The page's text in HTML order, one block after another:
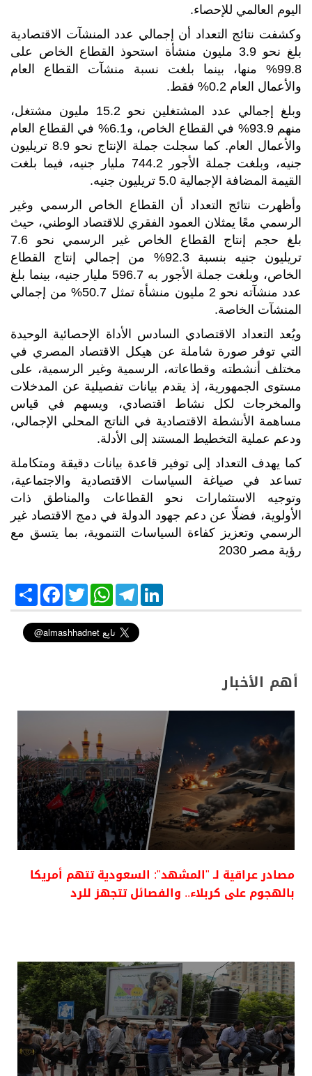
اليوم العالمي للإحصاء.
وكشفت نتائج التعداد أن إجمالي عدد المنشآت الاقتصادية
بلغ نحو 3.9 مليون منشأة استحوذ القطاع الخاص على
99.8% منها، بينما بلغت نسبة منشآت القطاع العام
والأعمال العام 0.2% فقط.
وبلغ إجمالي عدد المشتغلين نحو 15.2 مليون مشتغل،
منهم 93.9% في القطاع الخاص، و6.1% في القطاع العام
والأعمال العام. كما سجلت جملة الإنتاج نحو 8.9 تريليون
جنيه، وبلغت جملة الأجور 744.2 مليار جنيه، فيما بلغت
القيمة المضافة الإجمالية 5.0 تريليون جنيه.
وأظهرت نتائج التعداد أن القطاع الخاص الرسمي وغير
الرسمي معًا يمثلان العمود الفقري للاقتصاد الوطني، حيث
بلغ حجم إنتاج القطاع الخاص غير الرسمي نحو 7.6
تريليون جنيه بنسبة 92.3% من إجمالي إنتاج القطاع
الخاص، وبلغت جملة الأجور به 596.7 مليار جنيه، بينما بلغ
عدد منشآته نحو 2 مليون منشأة تمثل 50.7% من إجمالي
المنشآت الخاصة.
ويُعد التعداد الاقتصادي السادس الأداة الإحصائية الوحيدة
التي توفر صورة شاملة عن هيكل الاقتصاد المصري في
مختلف أنشطته وقطاعاته، الرسمية وغير الرسمية، على
مستوى الجمهورية، إذ يقدم بيانات تفصيلية عن المدخلات
والمخرجات لكل نشاط اقتصادي، ويسهم في قياس
مساهمة الأنشطة الاقتصادية في الناتج المحلي الإجمالي،
ودعم عملية التخطيط المستند إلى الأدلة.
كما يهدف التعداد إلى توفير قاعدة بيانات دقيقة ومتكاملة
تساعد في صياغة السياسات الاقتصادية والاجتماعية،
وتوجيه الاستثمارات نحو القطاعات والمناطق ذات
الأولوية، فضلًا عن دعم جهود الدولة في دمج الاقتصاد غير
الرسمي وتعزيز كفاءة السياسات التنموية، بما يتسق مع
رؤية مصر 2030
S
h
a
r
e
F
a
c
e
b
o
T
w
i
t
t
e
W
h
a
t
s
A
T
e
l
e
g
r
L
i
n
أهم الأخبار
مصادر عراقية لـ "المشهد": السعودية تتهم أمريكا
بالهجوم على كربلاء.. والفصائل تتجهز للرد